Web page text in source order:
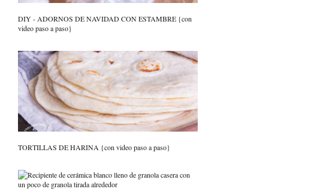
DIY - ADORNOS DE NAVIDAD CON ESTAMBRE {con
video paso a paso}
TORTILLAS DE HARINA {con video paso a paso}